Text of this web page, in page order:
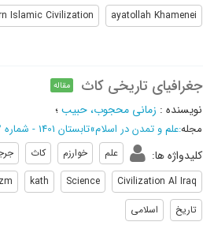
ayatollah Khamenei
Islamic Civilization
جغرافیای تاریخی کاث مقاله
نویسنده : زمانی محجوب، حبیب؛
مجله:علم و تمدن در اسلام»تابستان 1401 - شماره 12
کلیدواژه ها: علم خوارزم کاث
Civilization Al Iraq
Science
kath
تاریخ
اسلامی